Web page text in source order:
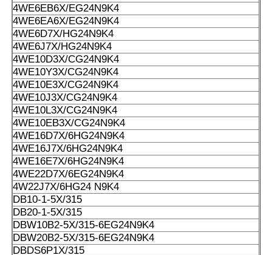
4WE6EB6X/EG24N9K4
4WE6EA6X/EG24N9K4
4WE6D7X/HG24N9K4
4WE6J7X/HG24N9K4
4WE10D3X/CG24N9K4
4WE10Y3X/CG24N9K4
4WE10E3X/CG24N9K4
4WE10J3X/CG24N9K4
4WE10L3X/CG24N9K4
4WE10EB3X/CG24N9K4
4WE16D7X/6HG24N9K4
4WE16J7X/6HG24N9K4
4WE16E7X/6HG24N9K4
4WE22D7X/6EG24N9K4
4W22J7X/6HG24 N9K4
DB10-1-5X/315
DB20-1-5X/315
DBW10B2-5X/315-6EG24N9K4
DBW20B2-5X/315-6EG24N9K4
DBDS6P1X/315